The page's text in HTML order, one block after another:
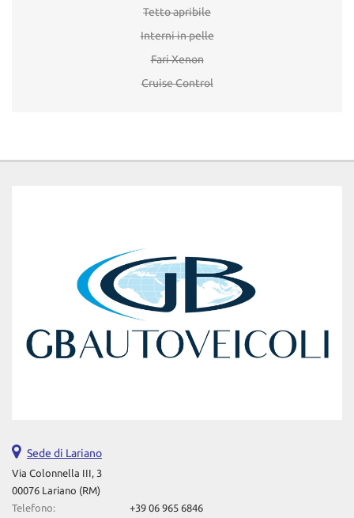
Tetto apribile
Interni in pelle
Fari Xenon
Cruise Control
Sede di Lariano
Via Colonnella III, 3
00076 Lariano (RM)
Telefono:
+39 06 965 6846